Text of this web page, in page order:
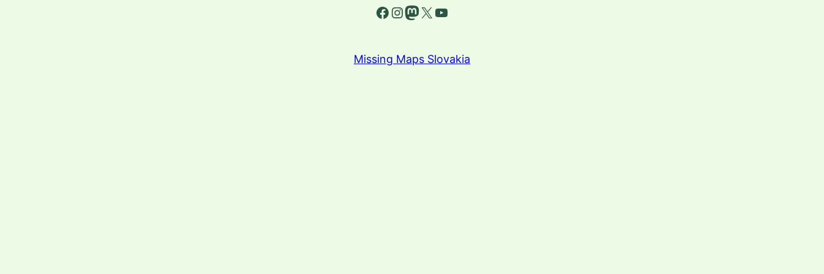
Facebook
Instagram
Mastodon
X YouTube
Missing Maps Slovakia